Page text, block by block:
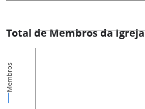
Total de Membros da Igreja
Membros